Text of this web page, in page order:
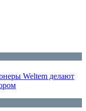
Weltem делают